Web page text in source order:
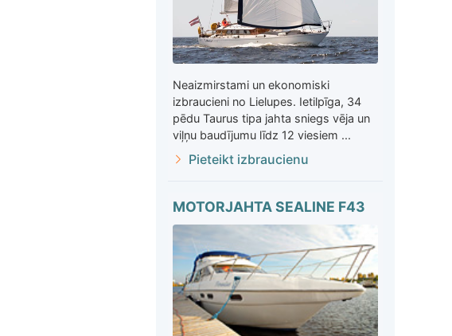
Neaizmirstami un ekonomiski
izbraucieni no Lielupes. Ietilpīga, 34
pēdu Taurus tipa jahta sniegs vēja un
viļņu baudījumu līdz 12 viesiem ...
Pieteikt izbraucienu
MOTORJAHTA SEALINE F43